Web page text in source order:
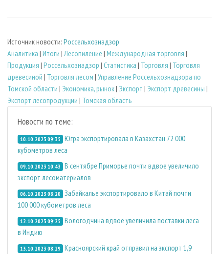
Источник новости: Россельхознадзор
Аналитика | Итоги |Лесопиление | Международная торговля |
Продукция | Россельхознадзор | Статистика | Торговля | Торговля
древесиной | Торговля лесом | Управление Россельхознадзора по
Томской области | Экономика, рынок| Экспорт | Экспорт древесины |
Экспорт лесопродукции | Томская область
Новости по теме:
10.10.2023 09:35 Югра экспортировала в Казахстан 72 000
кубометров леса
09.10.2023 10:43 В сентябре Приморье почти вдвое увеличило
экспорт лесоматериалов
06.10.2023 08:20 Забайкалье экспортировало в Китай почти
100 000 кубометров леса
12.10.2023 09:25 Вологодчина вдвое увеличила поставки леса
в Индию
13.10.2023 08:29 Красноярский край отправил на экспорт 1,9